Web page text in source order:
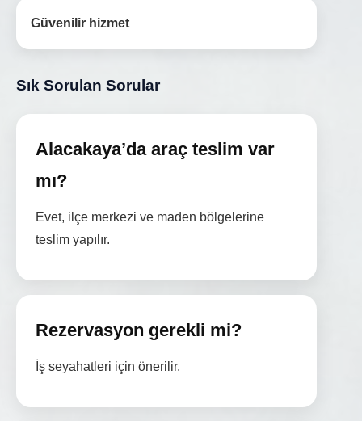
Güvenilir hizmet
Sık Sorulan Sorular
Alacakaya’da araç teslim var
mı?
Evet, ilçe merkezi ve maden bölgelerine
teslim yapılır.
Rezervasyon gerekli mi?
İş seyahatleri için önerilir.